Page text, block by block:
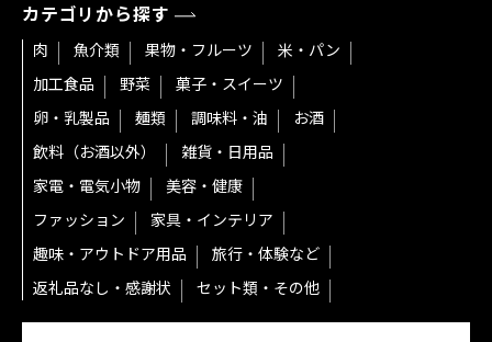
カテゴリから探す
肉 魚介類 果物・フルーツ
米・パン
加工食品
野菜
菓子・スイーツ
卵・乳製品
麺類 調味料・油
お酒
飲料（お酒以外）
雑貨・日用品
家電・電気小物
美容・健康
ファッション
家具・インテリア
趣味・アウトドア用品
旅行・体験など
返礼品なし・感謝状
セット類・その他